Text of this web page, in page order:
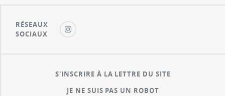
RÉSEAUX
SOCIAUX
S'INSCRIRE À LA LETTRE DU SITE
JE NE SUIS PAS UN ROBOT